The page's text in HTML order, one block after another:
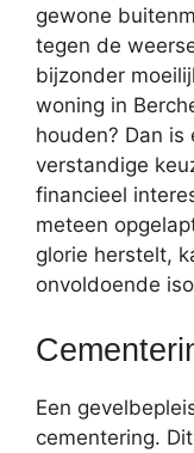
gewone
tegen de
bijzonder
woning in
houden? Dan is
verstandige
financieel
meteen
glorie herstelt,
onvoldoende
Een
cementering.